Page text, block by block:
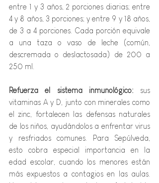
entre 1 y 3 años, 2 porciones diarias; entre
4 y 8 años, 3 porciones; y entre 9 y 18 años,
de 3 a 4 porciones. Cada porción equivale
a una taza o vaso de leche (común,
descremada o deslactosada) de 200 a
250 ml.
Refuerza el sistema inmunológico: sus
vitaminas A y D, junto con minerales como
el zinc, fortalecen las defensas naturales
de los niños, ayudándolos a enfrentar virus
y resfriados comunes. Para Sepúlveda,
esto cobra especial importancia en la
edad escolar, cuando los menores están
más expuestos a contagios en las aulas.